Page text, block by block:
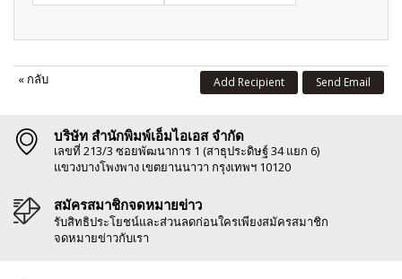
« กลับ Send Email
Add Recipient
บริษัท สำนักพิมพ์เอ็มไอเอส จำกัด
เลขที่ 213/3 ซอยพัฒนาการ 1 (สาธุประดิษฐ์ 34 แยก 6)
แขวงบางโพงพาง เขตยานนาวา กรุงเทพฯ 10120
สมัครสมาชิกจดหมายข่าว
รับสิทธิประโยชน์และส่วนลดก่อนใครเพียงสมัครสมาชิก
จดหมายข่าวกับเรา